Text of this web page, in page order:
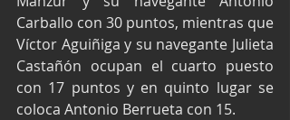
Carballo con 30 puntos, mientras que
Víctor Aguiñiga y su navegante Julieta
Castañón ocupan el cuarto puesto
con 17 puntos y en quinto lugar se
coloca Antonio Berrueta con 15.